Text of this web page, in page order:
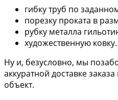
гибку труб по
порезку проката в
рубку металла
художественную ковку.
Ну и, безусловно, мы
аккуратной доставке
объект.